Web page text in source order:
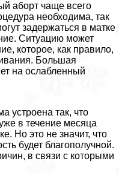
aбopт чаще всего
необходима, так
задержаться в матке
Ситуацию может
которое, как правило,
Большая
на ослабленный
устроена так, что
в течение месяца
Но это не значит, что
будет благополучной.
в связи с которыми